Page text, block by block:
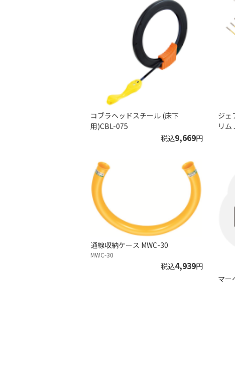
コブラヘッドスチール (床下
用)CBL-075
税込9,669円
ジェ
リム
通線収納ケース MWC-30
MWC-30
税込4,939円
マー